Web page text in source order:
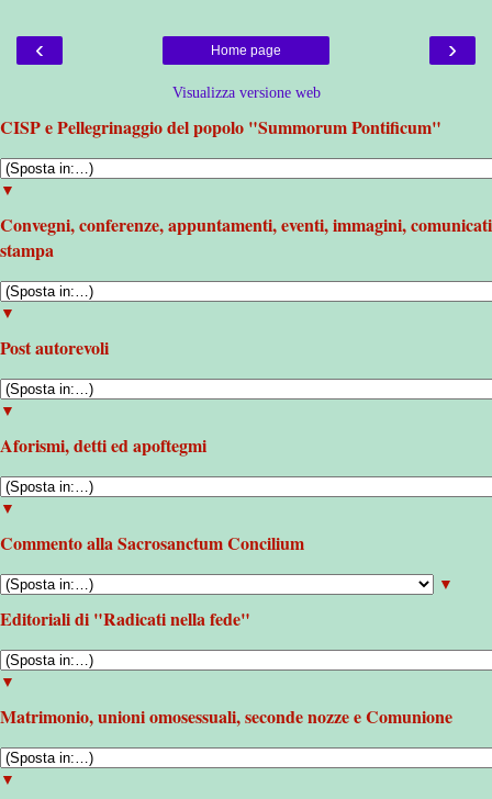
‹ ›
Home page
Visualizza versione web
CISP e Pellegrinaggio del popolo "Summorum Pontificum"
▼
Convegni, conferenze, appuntamenti, eventi, immagini, comunicati
stampa
▼
Post autorevoli
▼
Aforismi, detti ed apoftegmi
▼
Commento alla Sacrosanctum Concilium
▼
Editoriali di "Radicati nella fede"
▼
Matrimonio, unioni omosessuali, seconde nozze e Comunione
▼